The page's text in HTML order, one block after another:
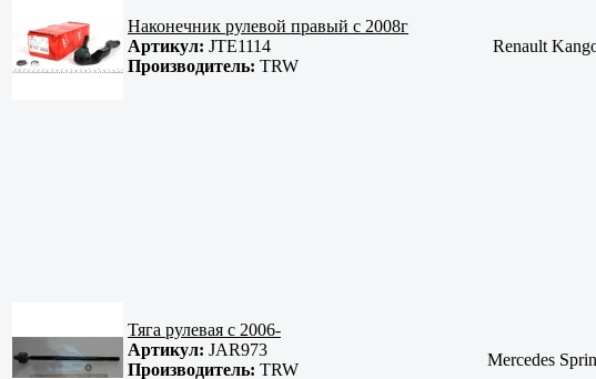
Наконечник рулевой правый c 2008г
Артикул: JTE1114
Производитель: TRW
Renault
Тяга рулевая с 2006-
Артикул: JAR973
Производитель: TRW
Mercedes